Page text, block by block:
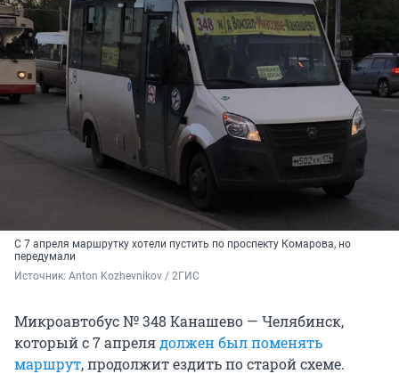
С 7 апреля маршрутку хотели пустить по проспекту Комарова, но
передумали
Источник: Anton Kozhevnikov / 2ГИС
Микроавтобус № 348 Канашево — Челябинск,
который с 7 апрелядолжен был поменять
маршрут, продолжит ездить по старой схеме.